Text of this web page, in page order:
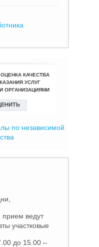
по независимой
прием ведут
участковые
до 15.00 –